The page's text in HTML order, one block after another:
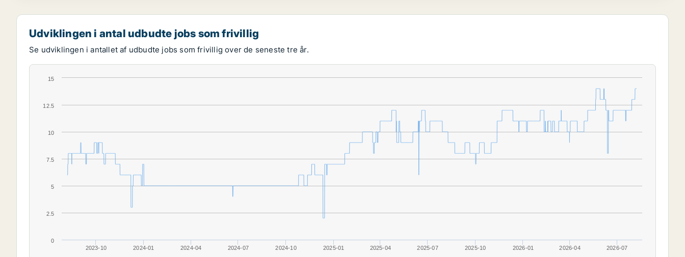
Udviklingen i antal udbudte jobs som frivillig
Se udviklingen i antallet af udbudte jobs som frivillig over de seneste tre år.
2023-10 2024-01 2024-04 2024-07 2024-10 2025-01 2025-04 2025-07 2025-10 2026-01 2026-04 2026-07
0
2.5
5
7.5
10
12.5
15